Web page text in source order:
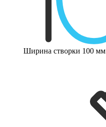
Ширина створки 100 мм